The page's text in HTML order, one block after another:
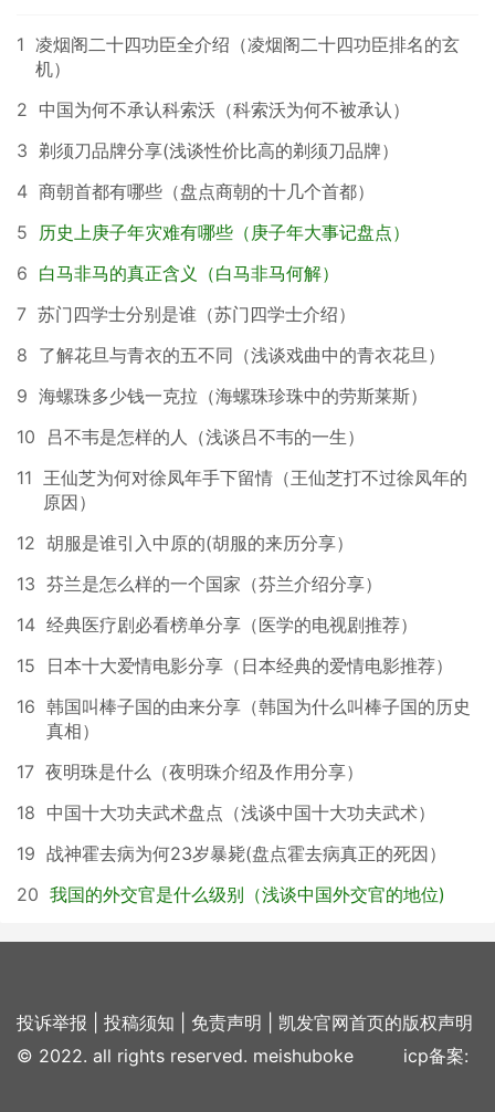
1 凌烟阁二十四功臣全介绍（凌烟阁二十四功臣排名的玄
机）
2 中国为何不承认科索沃（科索沃为何不被承认）
3 剃须刀品牌分享(浅谈性价比高的剃须刀品牌）
4 商朝首都有哪些（盘点商朝的十几个首都）
5
历史上庚子年灾难有哪些（庚子年大事记盘点）
6 白马非马的真正含义（白马非马何解）
7 苏门四学士分别是谁（苏门四学士介绍）
8 了解花旦与青衣的五不同（浅谈戏曲中的青衣花旦）
9 海螺珠多少钱一克拉（海螺珠珍珠中的劳斯莱斯）
10
吕不韦是怎样的人（浅谈吕不韦的一生）
11 王仙芝为何对徐凤年手下留情（王仙芝打不过徐凤年的
原因）
12 胡服是谁引入中原的(胡服的来历分享）
13 芬兰是怎么样的一个国家（芬兰介绍分享）
14 经典医疗剧必看榜单分享（医学的电视剧推荐）
15
日本十大爱情电影分享（日本经典的爱情电影推荐）
16 韩国叫棒子国的由来分享（韩国为什么叫棒子国的历史
真相）
17 夜明珠是什么（夜明珠介绍及作用分享）
18 中国十大功夫武术盘点（浅谈中国十大功夫武术）
19 战神霍去病为何23岁暴毙(盘点霍去病真正的死因）
20 我国的外交官是什么级别（浅谈中国外交官的地位)
投诉举报 投稿须知 免责声明
凯发官网首页的版权声明
© 2022. all rights reserved. meishuboke icp备案: